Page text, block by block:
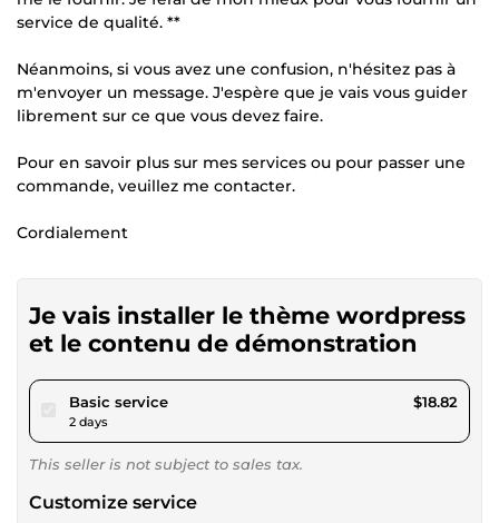
service de qualité. **
Néanmoins, si vous avez une confusion, n'hésitez pas à
m'envoyer un message. J'espère que je vais vous guider
librement sur ce que vous devez faire.
Pour en savoir plus sur mes services ou pour passer une
commande, veuillez me contacter.
Cordialement
Je vais installer le thème wordpress
et le contenu de démonstration
Basic servicepour $17.34
2 days
$18.82
This seller is not subject to sales tax.
Customize service